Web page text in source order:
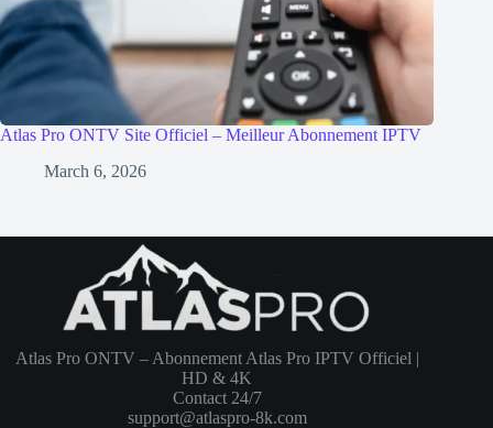
Atlas Pro ONTV Site Officiel – Meilleur Abonnement IPTV
March 6, 2026
Atlas Pro ONTV – Abonnement Atlas Pro IPTV Officiel |
HD & 4K
Contact 24/7
support@atlaspro-8k.com